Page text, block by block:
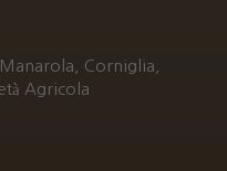
Corniglia,
Agricola